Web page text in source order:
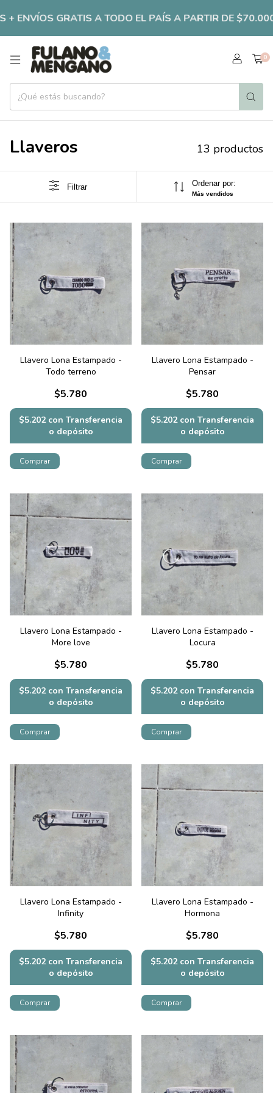
GRATIS A TODO EL PAÍS A PARTIR DE $70.000 !!!
0
Llaveros 13 productos
Filtrar Ordenar por:
Más vendidos
Llavero Lona Estampado -
Todo terreno
$5.780
$5.202 con Transferencia
o depósito
Llavero Lona Estampado -
Pensar
$5.780
$5.202 con Transferencia
o depósito
Llavero Lona Estampado -
More love
$5.780
$5.202 con Transferencia
o depósito
Llavero Lona Estampado -
Locura
$5.780
$5.202 con Transferencia
o depósito
Llavero Lona Estampado -
Infinity
$5.780
$5.202 con Transferencia
o depósito
Llavero Lona Estampado -
Hormona
$5.780
$5.202 con Transferencia
o depósito